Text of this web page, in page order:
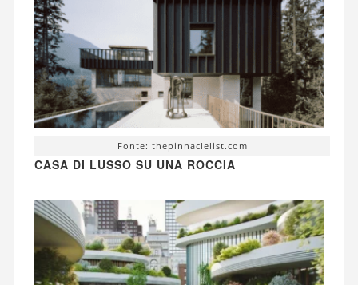
Fonte: thepinnaclelist.com
CASA DI LUSSO SU UNA ROCCIA